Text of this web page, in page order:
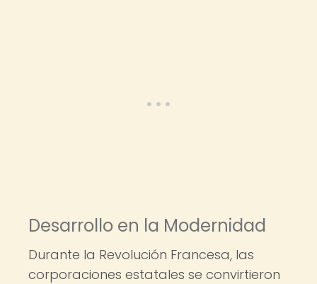
Desarrollo en la Modernidad
Durante la Revolución Francesa, las
corporaciones estatales se convirtieron